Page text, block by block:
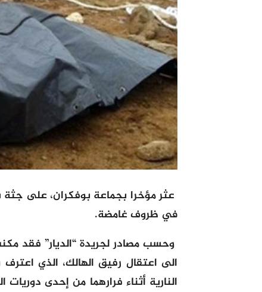
عثر مؤخرا بجماعة بوفكران، على
في ظروف غامضة.
وحسب مصادر لجريدة “الديار” فقد
الى اعتقال رفيق الهالك، الذي
النارية أثناء فرارهما من إحدى